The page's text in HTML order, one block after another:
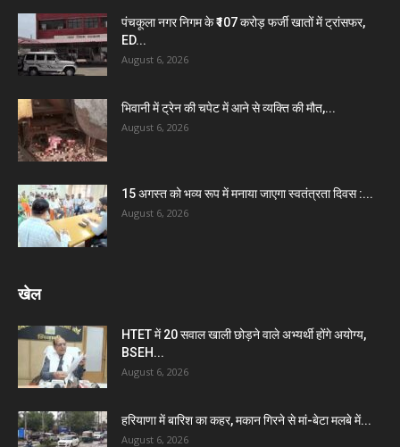
पंचकूला नगर निगम के ₹107 करोड़ फर्जी खातों में ट्रांसफर,
ED...
August 6, 2026
भिवानी में ट्रेन की चपेट में आने से व्यक्ति की मौत,...
August 6, 2026
15 अगस्त को भव्य रूप में मनाया जाएगा स्वतंत्रता दिवस :...
August 6, 2026
खेल
HTET में 20 सवाल खाली छोड़ने वाले अभ्यर्थी होंगे अयोग्य,
BSEH...
August 6, 2026
हरियाणा में बारिश का कहर, मकान गिरने से मां-बेटा मलबे में...
August 6, 2026